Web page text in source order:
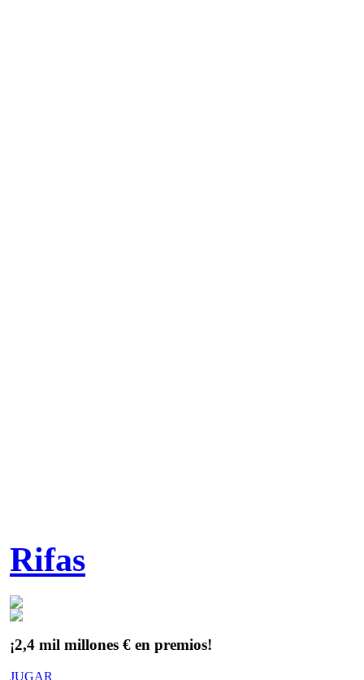
Rifas
¡2,4 mil millones € en premios!
JUGAR